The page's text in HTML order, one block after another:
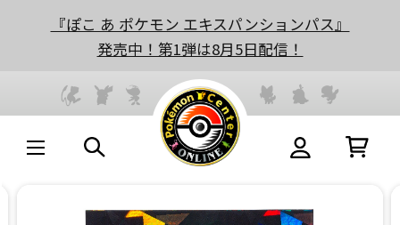
『ぽこ あ ポケモン エキスパンションパス』
発売中！第1弾は8月5日配信！